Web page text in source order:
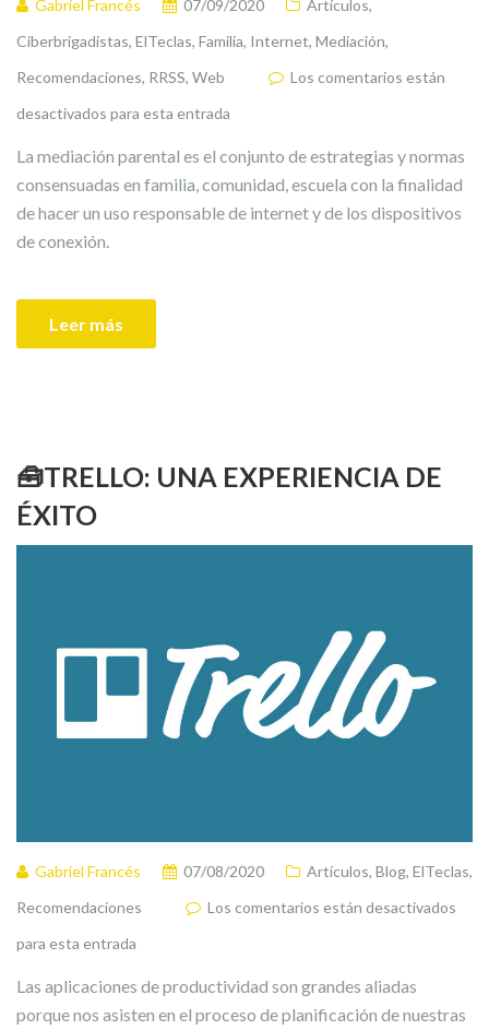
Gabriel Francés 07/09/2020 Artículos,
Ciberbrigadistas, ElTeclas, Familia, Internet, Mediación,
Recomendaciones, RRSS, Web
Los comentarios están
desactivados para esta entrada
La mediación parental es el conjunto de estrategias y normas
consensuadas en familia, comunidad, escuela con la finalidad
de hacer un uso responsable de internet y de los dispositivos
de conexión.
Leer más
🧰TRELLO: UNA EXPERIENCIA DE
ÉXITO
Gabriel Francés 07/08/2020 Artículos, Blog, ElTeclas,
Recomendaciones
Los comentarios están desactivados
para esta entrada
Las aplicaciones de productividad son grandes aliadas
porque nos asisten en el proceso de planificación de nuestras